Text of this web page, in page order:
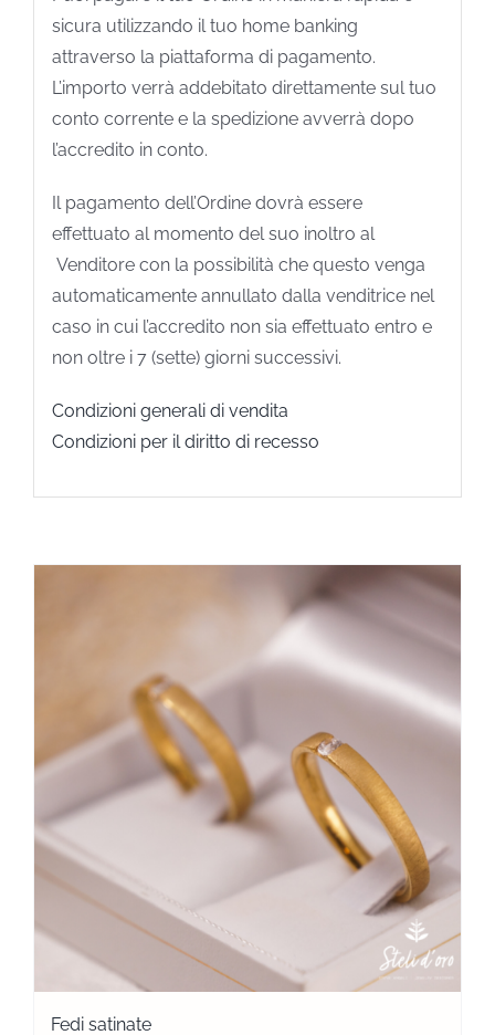
sicura utilizzando il tuo home banking
attraverso la piattaforma di pagamento.
L’importo verrà addebitato direttamente sul tuo
conto corrente e la spedizione avverrà dopo
l’accredito in conto.
Il pagamento dell’Ordine dovrà essere
effettuato al momento del suo inoltro al
Venditore con la possibilità che questo venga
automaticamente annullato dalla venditrice nel
caso in cui l’accredito non sia effettuato entro e
non oltre i 7 (sette) giorni successivi.
Condizioni generali di vendita
Condizioni per il diritto di recesso
Fedi satinate